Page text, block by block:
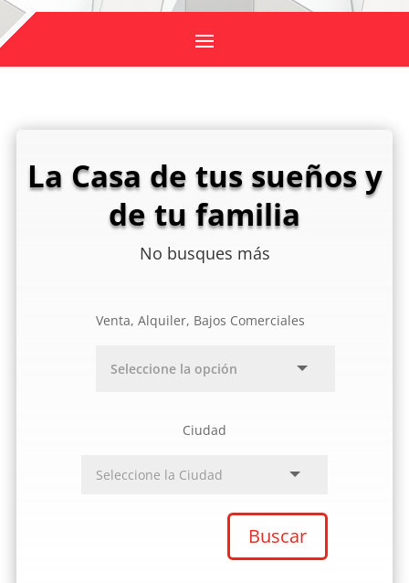
La Casa de tus sueños y
de tu familia
No busques más
Venta, Alquiler, Bajos Comerciales
Ciudad
Buscar